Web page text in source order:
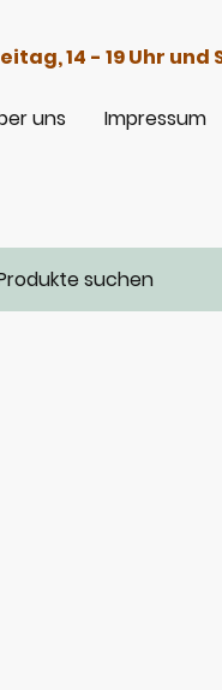
14 - 19 Uhr und
uns
Impressum